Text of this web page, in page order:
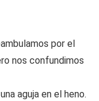
por el
nos confundimos
aguja en el heno.